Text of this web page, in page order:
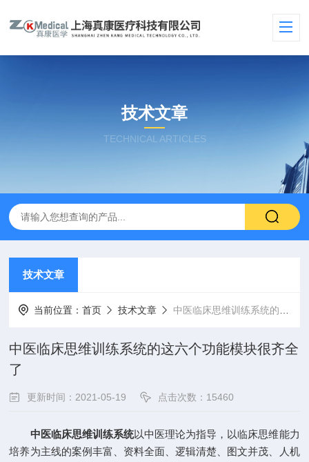
技术文章
TECHNICAL ARTICLES
技术文章
当前位置：首页 技术文章 中医临床思维训练系统的这六个功能模块很齐全了
中医临床思维训练系统的这六个功能模块很齐全
了
更新时间：2021-05-19 点击次数：15460
中医临床思维训练系统以中医理论为指导，以临床思维能力
培养为主线的案例丰富、资料全面、逻辑清楚、图文并茂、人机